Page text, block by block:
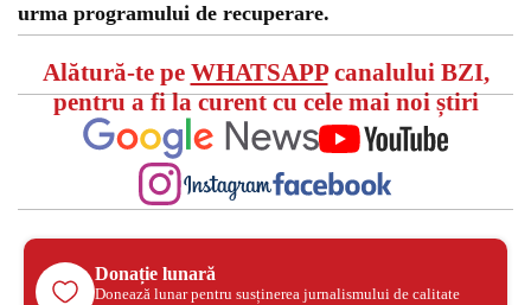
urma programului de recuperare.
Alătură-te pe WHATSAPPcanalului BZI,
pentru a fi la curent cu cele mai noi știri
Donație lunară
Donează lunar pentru susținerea jurnalismului de calitate